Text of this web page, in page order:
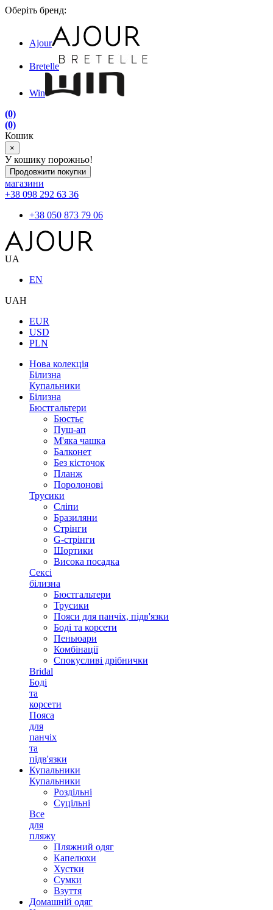
Оберіть бренд:
Ajour
Bretelle
Win
(0)
(0)
Кошик
×
У кошику порожньо!
Продовжити покупки
магазини
+38 098 292 63 36
+38 050 873 79 06
UA
EN
UAH
EUR
USD
PLN
Нова колекція
Білизна
Купальники
Білизна
Бюстгальтери
Бюстьє
Пуш-ап
М'яка чашка
Балконет
Без кісточок
Планж
Поролонові
Трусики
Сліпи
Бразиляни
Стрінги
G-стрінги
Шортики
Висока посадка
Сексі
білизна
Бюстгальтери
Трусики
Пояси для панчіх, підв'язки
Боді та корсети
Пеньюари
Комбінації
Спокусливі дрібнички
Bridal
Боді
та
корсети
Пояса
для
панчіх
та
підв'язки
Купальники
Купальники
Роздільні
Суцільні
Все
для
пляжу
Пляжний одяг
Капелюхи
Хустки
Сумки
Взуття
Домашній одяг